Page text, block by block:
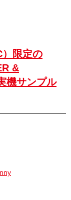
限定の
&
機サンプル